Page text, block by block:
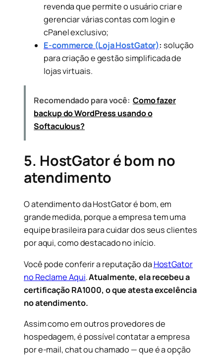
revenda que permite o usuário criar e
gerenciar várias contas com login e
cPanel exclusivo;
E-commerce (Loja HostGator): solução
para criação e gestão simplificada de
lojas virtuais.
Recomendado para você: Como fazer
backup do WordPress usando o
Softaculous?
5. HostGator é bom no
atendimento
O atendimento da HostGator é bom, em
grande medida, porque a empresa tem uma
equipe brasileira para cuidar dos seus clientes
por aqui, como destacado no início.
Você pode conferir a reputação da HostGator
no Reclame Aqui.Atualmente, ela recebeu a
certificação RA1000, o que atesta excelência
no atendimento.
Assim como em outros provedores de
hospedagem, é possível contatar a empresa
por e-mail, chat ou chamado — que é a opção